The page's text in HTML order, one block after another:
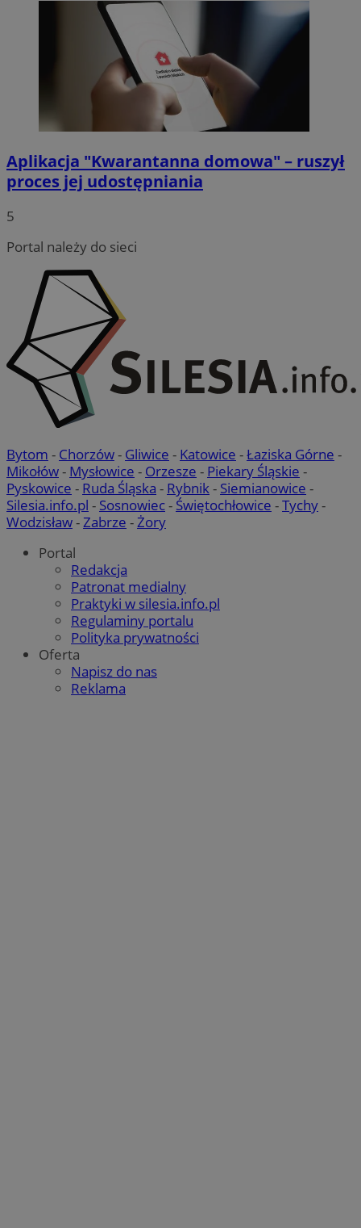
Aplikacja "Kwarantanna domowa" – ruszył
proces jej udostępniania
5
Portal należy do sieci
Bytom - Chorzów- Gliwice - Katowice -Łaziska Górne -
Mikołów- Mysłowice - Orzesze - Piekary Śląskie -
Pyskowice - Ruda Śląska - Rybnik - Siemianowice -
Silesia.info.pl - Sosnowiec- Świętochłowice -Tychy-
Wodzisław- Zabrze - Żory
Portal
Redakcja
Patronat medialny
Praktyki w silesia.info.pl
Regulaminy portalu
Polityka prywatności
Oferta
Napisz do nas
Reklama